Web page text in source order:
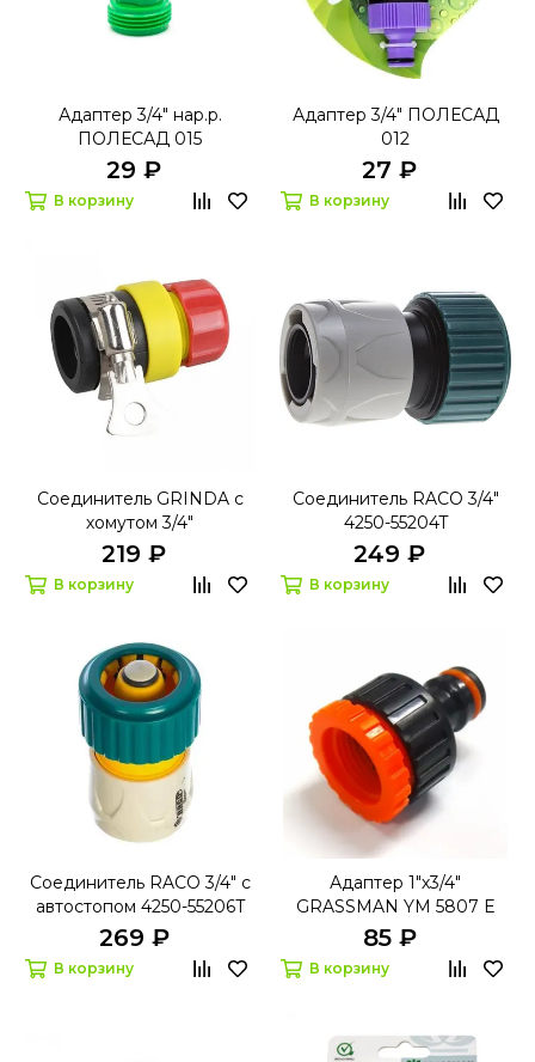
Адаптер 3/4" нар.р.
ПОЛЕСАД 015
29 ₽
В корзину
Адаптер 3/4" ПОЛЕСАД
012
27 ₽
В корзину
Соединитель GRINDA с
хомутом 3/4"
219 ₽
В корзину
Соединитель RACO 3/4"
4250-55204T
249 ₽
В корзину
Соединитель RACO 3/4" с
автостопом 4250-55206T
269 ₽
В корзину
Адаптер 1"х3/4"
GRASSMAN YM 5807 E
85 ₽
В корзину